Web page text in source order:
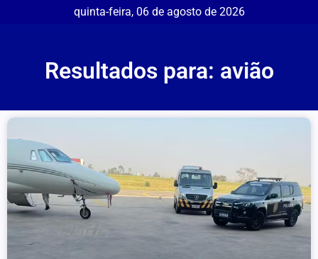
quinta-feira, 06 de agosto de 2026
Resultados para: avião